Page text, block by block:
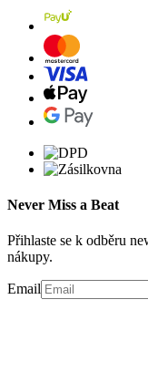
Never Miss a Beat
Přihlaste se k odběru
nákupy.
Email